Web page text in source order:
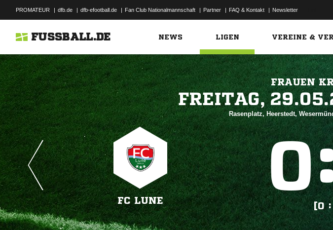
PROMATEUR | dfb.de | dfb-efootball.de | Fan Club Nationalmannschaft | Partner | FAQ & Kontakt | Newsletter
FUSSBALL.DE NEWS LIGEN VEREINE &
FRAUEN

Rasenplatz, Heerstedt,
FC LUNE

[0 :